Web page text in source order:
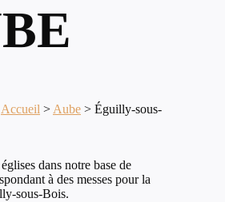
Accueil > Aube > Éguilly-sous-
dans notre base de
à des messes pour la
sous-Bois.